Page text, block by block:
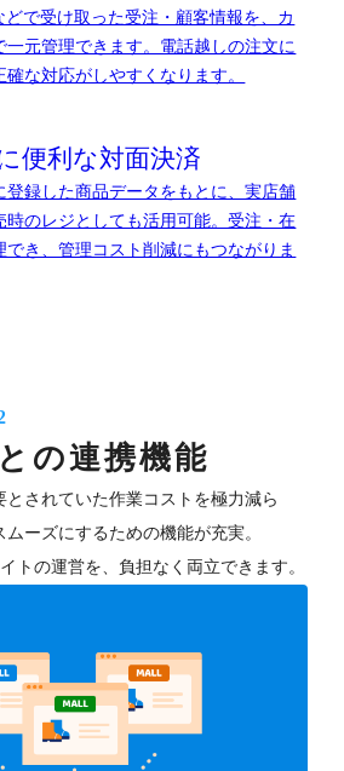
で受け取った受注・顧客情報を、カ
一元管理できます。電話越しの注文に
な対応がしやすくなります。
便利な対面決済
登録した商品データをもとに、実店舗
時のレジとしても活用可能。受注・在
でき、管理コスト削減にもつながりま
の連携機能
されていた作業コストを極力減ら
ーズにするための機能が充実。
トの運営を、負担なく両立できます。